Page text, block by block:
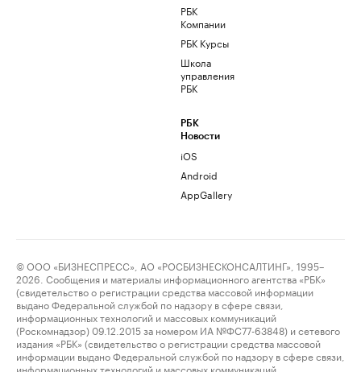
РБК
Компании
РБК Курсы
Школа
управления
РБК
РБК
Новости
iOS
Android
AppGallery
© ООО «БИЗНЕСПРЕСС», АО «РОСБИЗНЕСКОНСАЛТИНГ», 1995–
2026. Сообщения и материалы информационного агентства «РБК»
(свидетельство о регистрации средства массовой информации
выдано Федеральной службой по надзору в сфере связи,
информационных технологий и массовых коммуникаций
(Роскомнадзор) 09.12.2015 за номером ИА №ФС77-63848) и сетевого
издания «РБК» (свидетельство о регистрации средства массовой
информации выдано Федеральной службой по надзору в сфере связи,
информационных технологий и массовых коммуникаций